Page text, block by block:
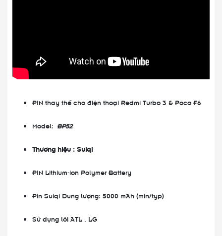
PIN thay thế cho điện thoại Redmi Turbo 3 & Poco F6
Model: BP52
Thương hiệu : Suiqi
PIN Lithium-ion Polymer Battery
Pin Suiqi Dung lượng: 5000 mAh (min/typ)
Sử dụng lõi ATL , LG